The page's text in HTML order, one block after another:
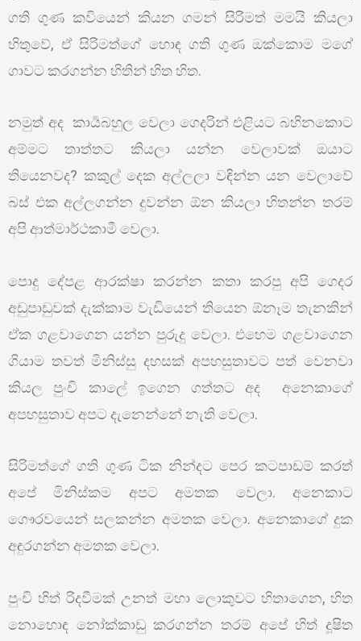
ගති ගුණ කවියෙන් කියන ගමන් සිරිමත් මමයි කියලා
හිතුවේ, ඒ සිරිමත්ගේ හොඳ ගති ගුණ ඔක්කොම මගේ
ගාවට කරගන්න හිතින් හිත හිත.
නමුත් අද කාර්‍යබහුල වෙලා ගෙදරින් එළියට බහිනකොට
අම්මට තාත්තට කියලා යන්න වෙලාවක් ඔයාට
තියෙනවද? කකුල් දෙක අල්ලලා වඳින්න යන වෙලාවේ
බස් එක අල්ලගන්න දුවන්න ඕන කියලා හිතන්න තරම්
අපි ආත්මාර්ථකාමී වෙලා.
පොදු දේපළ ආරක්ෂා කරන්න කතා කරපු අපි ගෙදර
අඩුපාඩුවක් දැක්කාම වැඩියෙන් තියෙන ඕනෑම තැනකින්
ඒක ගළවාගෙන යන්න පුරුදු වෙලා. එහෙම ගළවාගෙන
ගියාම තවත් මිනිස්සු දහසක් අපහසුතාවට පත් වෙනවා
කියල පුංචි කාලේ ඉගෙන ගත්තට අද අනෙකාගේ
අපහසුතාව අපට දැනෙන්නේ නැති වෙලා.
සිරිමත්ගේ ගති ගුණ ටික නින්දට පෙර කටපාඩම් කරත්
අපේ මිනිස්කම අපට අමතක වෙලා. අනෙකාට
ගෞරවයෙන් සලකන්න අමතක වෙලා. අනෙකාගේ දුක
අඳුරගන්න අමතක වෙලා.
පුංචි හිත් රිදවීමක් උනත් මහා ලොකුවට හිතාගෙන, හිත
නොහොඳ නෝක්කාඩු කරගන්න තරම් අපේ හිත් දූෂිත